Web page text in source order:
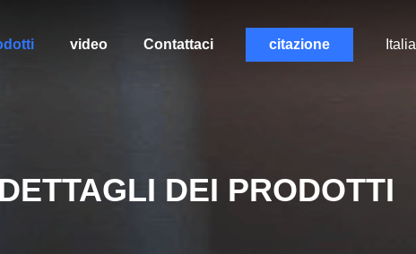
video Contattaci citazione
DETTAGLI DEI PRODOTTI